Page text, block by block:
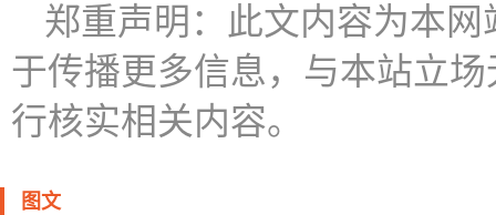
郑重声明：此文内容为本
于传播更多信息，与本站立
行核实相关内容。
图文